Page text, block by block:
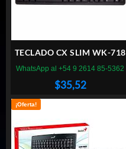
TECLADO CX SLIM WK-718
$35,52
WhatsApp al +54 9 2614 85-5362
¡Oferta!